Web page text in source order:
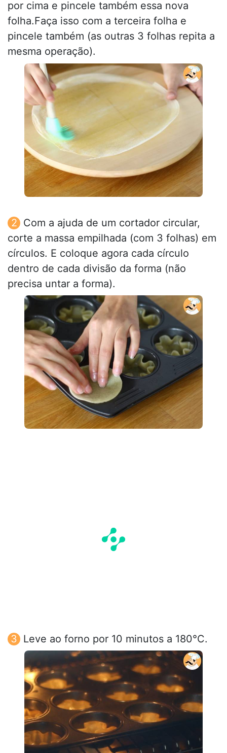
por cima e pincele também essa nova
folha.Faça isso com a terceira folha e
pincele também (as outras 3 folhas repita a
mesma operação).
Com a ajuda de um cortador circular,
corte a massa empilhada (com 3 folhas) em
círculos. E coloque agora cada círculo
dentro de cada divisão da forma (não
precisa untar a forma).
Leve ao forno por 10 minutos a 180°C.